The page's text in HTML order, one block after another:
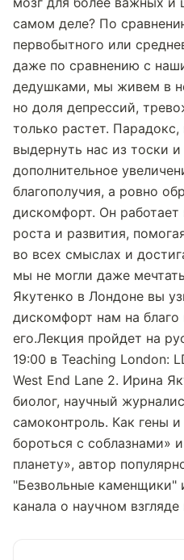
самом деле? По
первобытного или
даже по сравнению с
дедушками, мы живем в
но доля депрессий,
только растет.
выдернуть нас из тоски
дополнительное
благополучия, а ровно
дискомфорт. Он
роста и развития,
во всех смыслах и
мы не могли даже
Якутенко в Лондоне вы
дискомфорт нам на
его.Лекция пройдет на
19:00 в Teaching London:
West End Lane 2. Ирина
биолог, научный
самоконтроль. Как гены
бороться с соблазнами»
планету», автор
"Безвольные каменщики"
канала о научном